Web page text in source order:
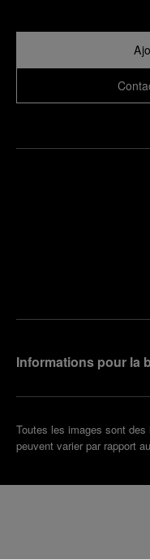
Informations pour la
Toutes les images sont
peuvent varier par rapport